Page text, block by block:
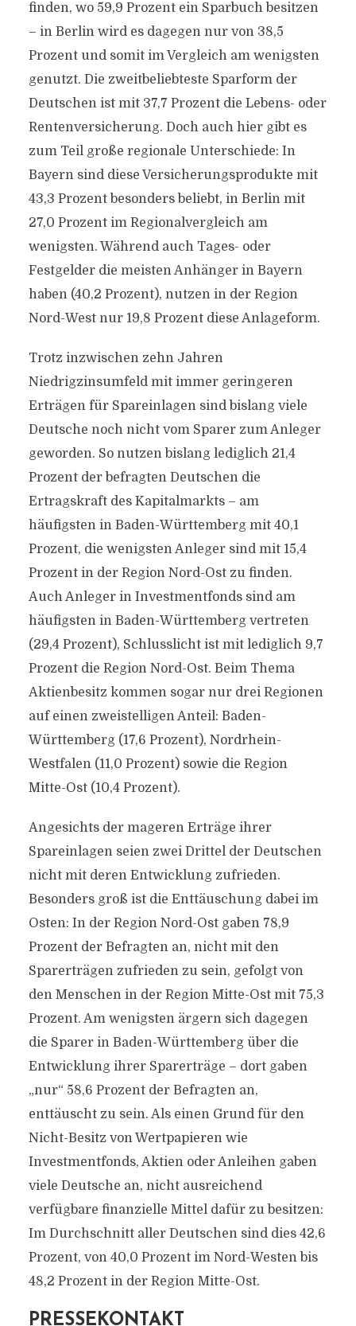
finden, wo 59,9 Prozent ein Sparbuch besitzen
– in Berlin wird es dagegen nur von 38,5
Prozent und somit im Vergleich am wenigsten
genutzt. Die zweitbeliebteste Sparform der
Deutschen ist mit 37,7 Prozent die Lebens- oder
Rentenversicherung. Doch auch hier gibt es
zum Teil große regionale Unterschiede: In
Bayern sind diese Versicherungsprodukte mit
43,3 Prozent besonders beliebt, in Berlin mit
27,0 Prozent im Regionalvergleich am
wenigsten. Während auch Tages- oder
Festgelder die meisten Anhänger in Bayern
haben (40,2 Prozent), nutzen in der Region
Nord-West nur 19,8 Prozent diese Anlageform.
Trotz inzwischen zehn Jahren
Niedrigzinsumfeld mit immer geringeren
Erträgen für Spareinlagen sind bislang viele
Deutsche noch nicht vom Sparer zum Anleger
geworden. So nutzen bislang lediglich 21,4
Prozent der befragten Deutschen die
Ertragskraft des Kapitalmarkts – am
häufigsten in Baden-Württemberg mit 40,1
Prozent, die wenigsten Anleger sind mit 15,4
Prozent in der Region Nord-Ost zu finden.
Auch Anleger in Investmentfonds sind am
häufigsten in Baden-Württemberg vertreten
(29,4 Prozent), Schlusslicht ist mit lediglich 9,7
Prozent die Region Nord-Ost. Beim Thema
Aktienbesitz kommen sogar nur drei Regionen
auf einen zweistelligen Anteil: Baden-
Württemberg (17,6 Prozent), Nordrhein-
Westfalen (11,0 Prozent) sowie die Region
Mitte-Ost (10,4 Prozent).
Angesichts der mageren Erträge ihrer
Spareinlagen seien zwei Drittel der Deutschen
nicht mit deren Entwicklung zufrieden.
Besonders groß ist die Enttäuschung dabei im
Osten: In der Region Nord-Ost gaben 78,9
Prozent der Befragten an, nicht mit den
Sparerträgen zufrieden zu sein, gefolgt von
den Menschen in der Region Mitte-Ost mit 75,3
Prozent. Am wenigsten ärgern sich dagegen
die Sparer in Baden-Württemberg über die
Entwicklung ihrer Sparerträge – dort gaben
„nur“ 58,6 Prozent der Befragten an,
enttäuscht zu sein. Als einen Grund für den
Nicht-Besitz von Wertpapieren wie
Investmentfonds, Aktien oder Anleihen gaben
viele Deutsche an, nicht ausreichend
verfügbare finanzielle Mittel dafür zu besitzen:
Im Durchschnitt aller Deutschen sind dies 42,6
Prozent, von 40,0 Prozent im Nord-Westen bis
48,2 Prozent in der Region Mitte-Ost.
PRESSEKONTAKT